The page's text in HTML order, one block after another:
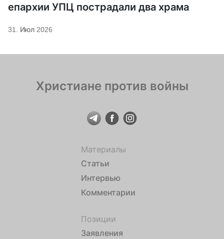
епархии УПЦ пострадали два храма
31. Июл 2026
Христиане против войны
Материалы
Статьи
Интервью
Комментарии
Позиции
Заявления